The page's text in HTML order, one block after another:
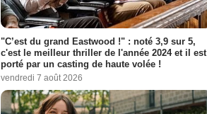
"C’est du grand Eastwood !" : noté 3,9 sur 5,
c'est le meilleur thriller de l'année 2024 et il est
porté par un casting de haute volée !
vendredi 7 août 2026